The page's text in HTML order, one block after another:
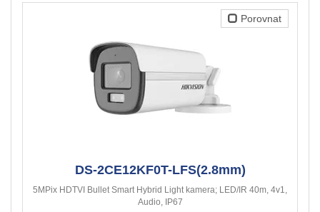
Porovnat
DS-2CE12KF0T-LFS(2.8mm)
5MPix HDTVI Bullet Smart Hybrid Light kamera; LED/IR 40m, 4v1,
Audio, IP67